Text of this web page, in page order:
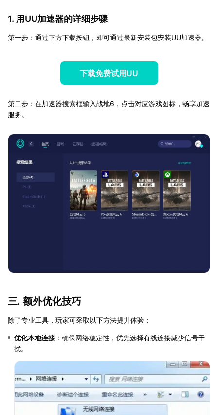
1. 用UU加速器的详细步骤
第一步：通过下方下载按钮，即可通过最新安装包安装UU加速器。
下载免费试用UU
第二步：在加速器搜索框输入战地6，点击对应游戏图标，畅享加速
服务。
三. 额外优化技巧
除了专业工具，玩家可采取以下方法提升体验：
优化本地连接 ：确保网络稳定性，优先选择有线连接减少信号干
扰。